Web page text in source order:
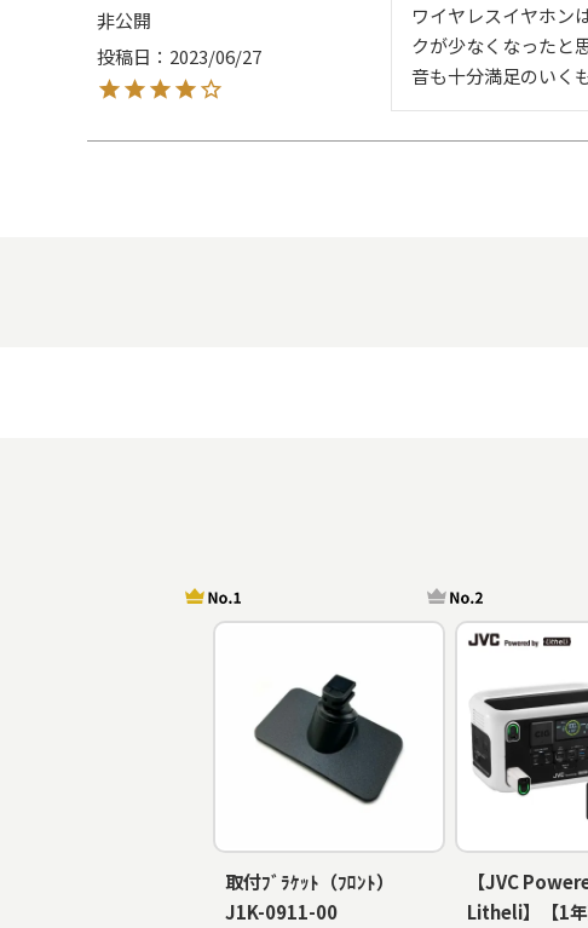
非公開
投稿日
2023/06/27
ワイヤレスイヤホン
クが少なくなったと
音も十分満足のいく
取付ﾌﾞﾗｹｯﾄ（ﾌﾛﾝﾄ）
J1K-0911-00
【JVC
Litheli】【1